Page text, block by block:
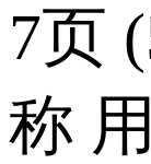
7页
称